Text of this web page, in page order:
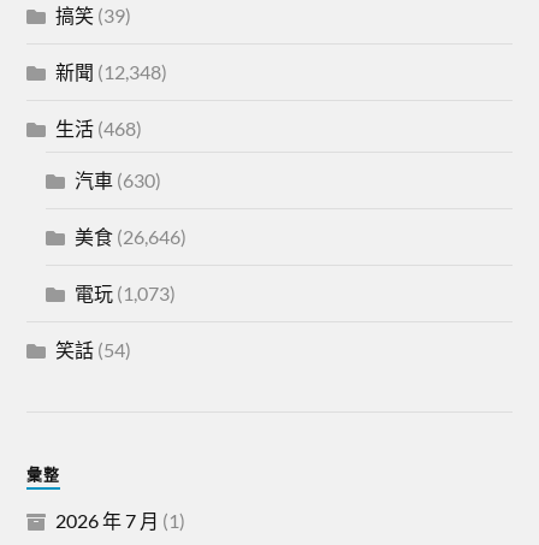
搞笑 (39)
新聞 (12,348)
生活 (468)
汽車 (630)
美食 (26,646)
電玩 (1,073)
笑話 (54)
彙整
2026 年 7 月 (1)